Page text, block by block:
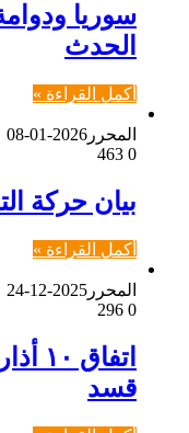
سوريا
الحدث
أكمل القراءة »
المحرر 2026-01-08
0
بيان حركة
أكمل القراءة »
المحرر 2025-12-24
0
قسد